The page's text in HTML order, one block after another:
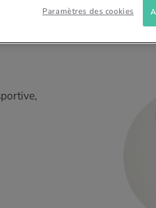
Paramètres des cookies